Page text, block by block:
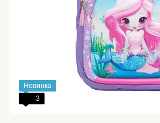
Новинка
3